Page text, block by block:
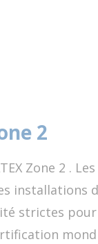
2
Zone 2 .
installations
strictes